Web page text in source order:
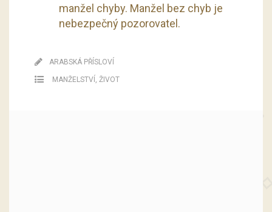
manžel chyby. Manžel bez chyb je
nebezpečný pozorovatel.
ARABSKÁ PŘÍSLOVÍ
MANŽELSTVÍ, ŽIVOT